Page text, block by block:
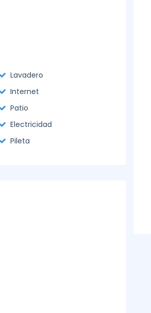
Lavadero
Internet
Patio
Electricidad
Pileta